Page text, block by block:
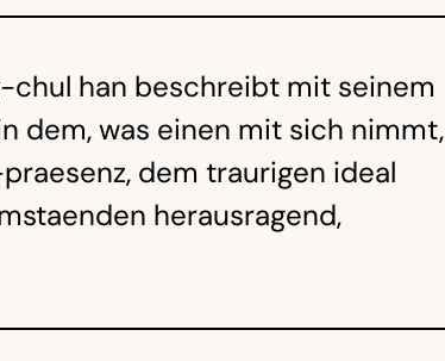
han beschreibt mit seinem
dem, was einen mit sich nimmt,
dem traurigen ideal
herausragend,